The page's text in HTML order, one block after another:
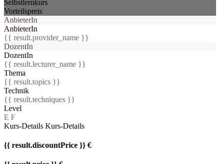
Selbstlernkurs
Vorteilspreis
AnbieterIn
AnbieterIn
{{ result.provider_name }}
DozentIn
DozentIn
{{ result.lecturer_name }}
Thema
{{ result.topics }}
Technik
{{ result.techniques }}
Level
E F
Kurs-Details Kurs-Details
{{ result.discountPrice }} €